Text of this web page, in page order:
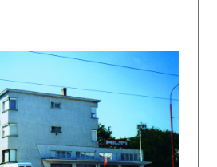
L.: Satelity
Zlína. Zlín, Státní
91 s.
architektura 1900 –
Čas 1993, 320 s., tu s.
Henrieta:
v 20. storočí.